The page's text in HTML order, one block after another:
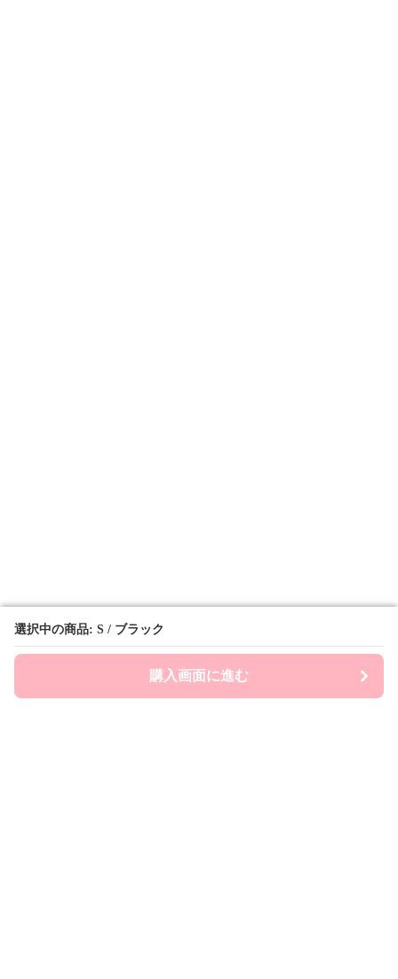
選択中の商品: S / ブラック
購入画面に進む
選択中の商品: S / ブラック
購入画面に進む